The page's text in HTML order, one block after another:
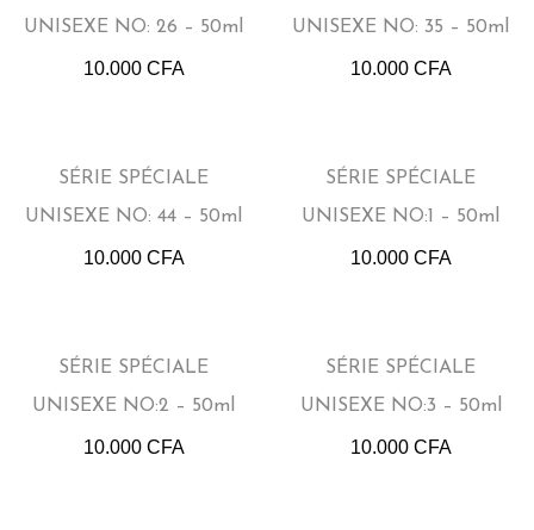
UNISEXE NO: 26 – 50ml
10.000 CFA
UNISEXE NO: 35 – 50ml
10.000 CFA
SÉRIE SPÉCIALE
UNISEXE NO: 44 – 50ml
10.000 CFA
SÉRIE SPÉCIALE
UNISEXE NO:1 – 50ml
10.000 CFA
SÉRIE SPÉCIALE
UNISEXE NO:2 – 50ml
10.000 CFA
SÉRIE SPÉCIALE
UNISEXE NO:3 – 50ml
10.000 CFA